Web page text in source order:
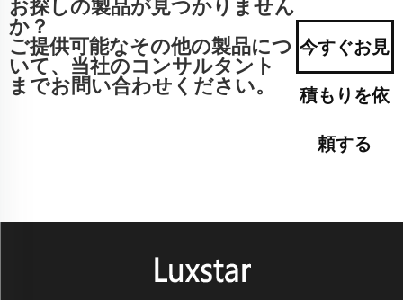
お探しの製品が見つかりません
か？
ご提供可能なその他の製品につ
いて、当社のコンサルタント
までお問い合わせください。
今すぐお見
積もりを依
頼する